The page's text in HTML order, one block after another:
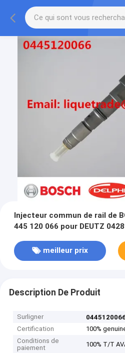
Injecteur commun de rail de
445 120 066 pour DEUTZ
meilleur prix
Description De Produit
Surligner
Certification
100%
Conditions de
paiement
100% T/T